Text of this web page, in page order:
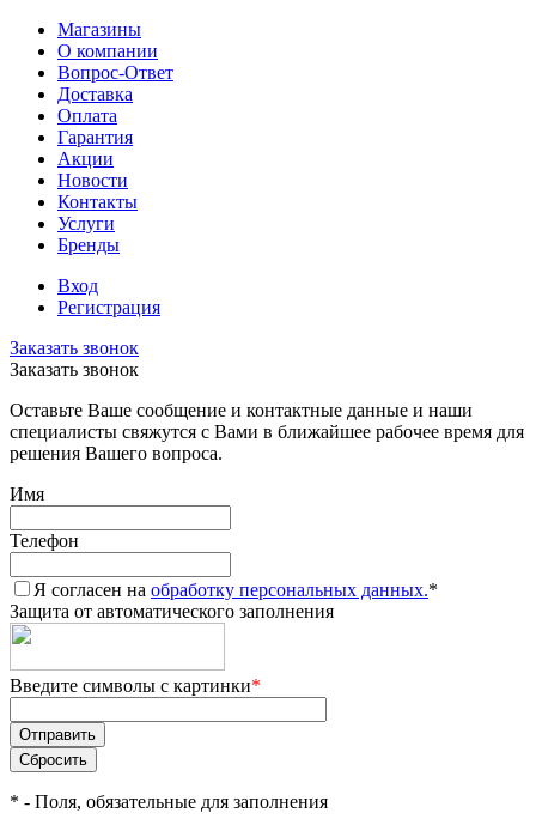
Магазины
О компании
Вопрос-Ответ
Доставка
Оплата
Гарантия
Акции
Новости
Контакты
Услуги
Бренды
Вход
Регистрация
Заказать звонок
Заказать звонок
Оставьте Ваше сообщение и контактные данные и наши
специалисты свяжутся с Вами в ближайшее рабочее время для
решения Вашего вопроса.
Имя
Телефон
Я согласен на обработку персональных данных.*
Защита от автоматического заполнения
Введите символы с картинки*
* - Поля, обязательные для заполнения